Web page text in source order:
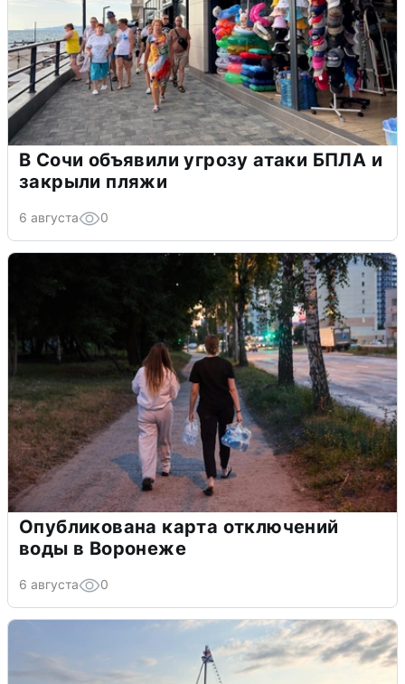
В Сочи объявили угрозу атаки БПЛА и
закрыли пляжи
6 августа 0
Опубликована карта отключений
воды в Воронеже
6 августа 0